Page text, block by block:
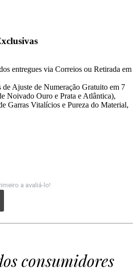
entregues via Correios ou Retirada em
de Ajuste de Numeração Gratuito em 7
Noivado Ouro e Prata e Atlântica),
Garras Vitalícios e Pureza do Material,
a avaliá-lo!
consumidores